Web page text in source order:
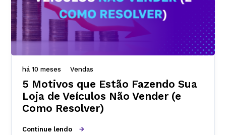
há 10 meses Vendas
5 Motivos que Estão Fazendo Sua
Loja de Veículos Não Vender (e
Como Resolver)
Continue lendo